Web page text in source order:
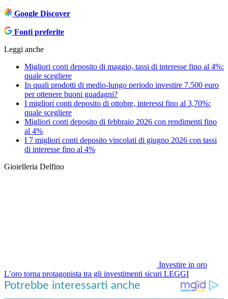
Google Discover
Fonti preferite
Leggi anche
Migliori conti deposito di maggio, tassi di interesse fino al 4%:
quale scegliere
In quali prodotti di medio-lungo periodo investire 7.500 euro
per ottenere buoni guadagni?
I migliori conti deposito di ottobre, interessi fino al 3,70%:
quale scegliere
Migliori conti deposito di febbraio 2026 con rendimenti fino
al 4%
I 7 migliori conti deposito vincolati di giugno 2026 con tassi
di interesse fino al 4%
Gioielleria Delfino
Investire in oro
L’oro torna protagonista tra gli investimenti sicuri LEGGI